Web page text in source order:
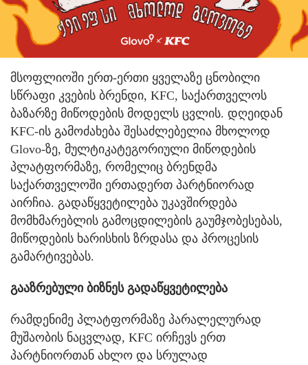
მსოფლიოში ერთ-ერთი ყველაზე ცნობილი
სწრაფი კვების ბრენდი, KFC, საქართველოს
ბაზარზე მიწოდების მოდელს ცვლის. დღეიდან
KFC-ის გამოძახება შესაძლებელია მხოლოდ
Glovo-ზე, მულტიკატეგორიული მიწოდების
პლატფორმაზე, რომელიც ბრენდმა
საქართველოში ერთადერთ პარტნიორად
აირჩია. გადაწყვეტილება უკავშირდება
მომხმარებლის გამოცდილების გაუმჯობესებას,
მიწოდების ხარისხის ზრდასა და პროცესის
გამარტივებას.
გააზრებული ბიზნეს გადაწყვეტილება
რამდენიმე პლატფორმაზე პარალელურად
მუშაობის ნაცვლად, KFC ირჩევს ერთ
პარტნიორთან ახლო და სრულად